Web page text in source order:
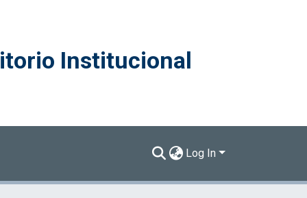
Institucional
Log In